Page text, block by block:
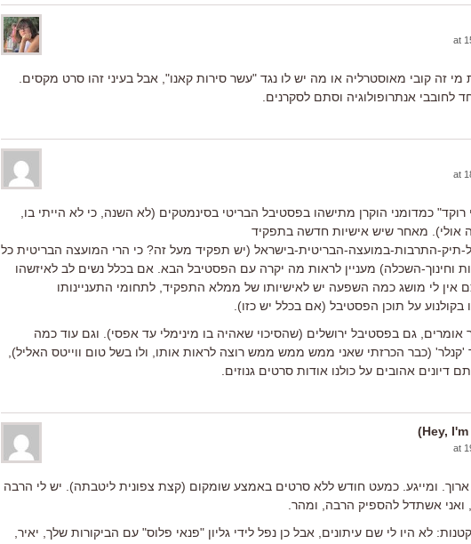
מי זה קובי מאוסטרליה או מה יש לו נגד "עשר סירות קאנו", אבל בעיני זהו סרט מקסים.
לחובבי אנתרופולוגיה וסתם לסקרנים.
רוקד" כמדומני הוקרן מתישהו בפסטיבל הבריטי בסינמטקים (לא השנה, כי לא הייתי בו,
אולי). מאחר שיש אישיות חדשה בתפקיד
תיק-התרבות-במועצה-הבריטית-בישראל (יש תפקיד מעל זה? כי הרי המועצה הבריטית כל
וחינוך-השכלה) מעניין לראות מה יקרה עם הפסטיבל הבא. אם בכלל נשים לב לאיזשהו
אין לי מושג כמה השפעה יש לאישיותו של ממלא התפקיד, לתחומי התעניינותו
בקולנוע על תוכן הפסטיבל (אם בכלל יש כזו).
אומרים, גם בפסטיבל ירושלים (שהסיכוי שאהיה בו מינימלי עד אפסי). וגם עוד כמה
(כבר הכרזתי שאני ממש ממש ממש רוצה לראות אותו, ולו בשל טום ווייטס האליל),
דיונים אהובים על כולנו אודות סרטים גנוזים.
ארוך. ומייגע. כמעט חודש ללא סרטים באמצע שומקום (קצת צפונית ליטבתה). יש לי הרבה
אשתדל להספיק הרבה, ומהר.
לא היו לי שם עיתונים, אבל כן נפל לידי גליון "פנאי פלוס" עם הביקורות שלך, יאיר,